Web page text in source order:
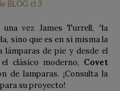
vez James Turrell, “la
sino que es en sí misma la
lámparas de pie y desde el
clásico moderno, Covet
de lamparas. ¡Consulta la
su proyecto!